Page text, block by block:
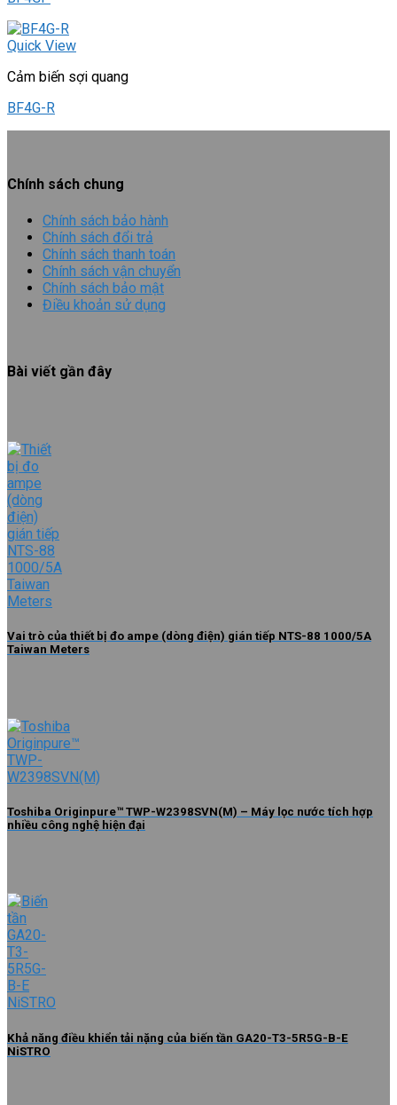
Quick View
Cảm biến sợi quang
BF4G-R
Chính sách chung
Chính sách bảo hành
Chính sách đổi trả
Chính sách thanh toán
Chính sách vận chuyển
Chính sách bảo mật
Điều khoản sử dụng
Bài viết gần đây
Vai trò của thiết bị đo ampe (dòng điện) gián tiếp NTS-88 1000/5A
Taiwan Meters
Toshiba Originpure™ TWP-W2398SVN(M) – Máy lọc nước tích hợp
nhiều công nghệ hiện đại
Khả năng điều khiển tải nặng của biến tần GA20-T3-5R5G-B-E
NiSTRO